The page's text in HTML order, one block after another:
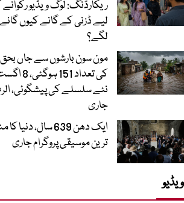
ریکارڈنگ: لوگ ویڈیو
لیے ڈزنی کے گانے کیوں گانے
لگے؟
مون سون بارشوں سے جاں بحق
کی تعداد 151
نئے سلسلے کی پیشگوئی،
جاری
ایک دھن 639 سال، دنیا
ترین موسیقی پروگرام جاری
ویڈیو